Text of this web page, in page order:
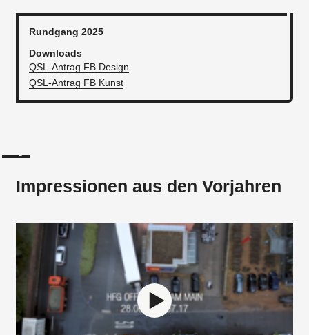
Rundgang 2025
Downloads
QSL-Antrag FB Design
QSL-Antrag FB Kunst
Impressionen aus den Vorjahren